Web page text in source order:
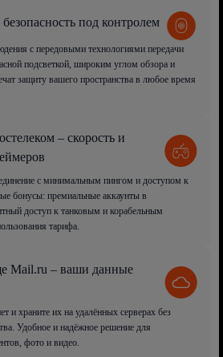
под контролем
с передовыми технологиями передачи
подсветкой, широким углом обзора и
защиту вашего пространства в любое время
– скорость и
с минимальным пингом и доступом к
бонусы: премиальные аккаунты в
доступ к танковым и корабельным
тарифа.
Mail.ru – ваши данные
и храните их на удалённых серверах без
Удобное и надёжное решение для
фото и видео.